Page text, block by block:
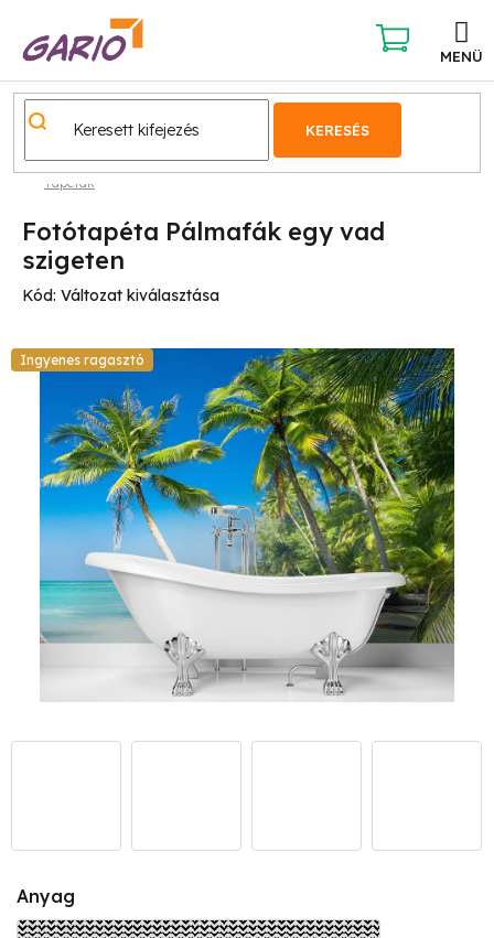
KERESÉS
KOSÁR
Tapéták
Fotótapéta Pálmafák egy vad
szigeten
Kód: Változat kiválasztása
Ingyenes ragasztó
Anyag